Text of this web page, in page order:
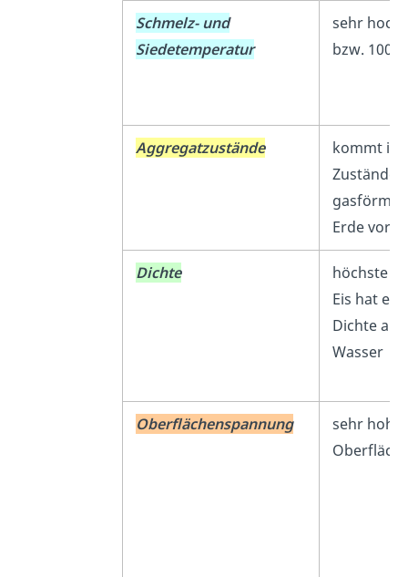
Schmelz- und
Siedetemperatur
sehr hoch:
bzw. 100 °
Aggregatzustände
kommt in
Erde vor
Dichte
höchste
Eis hat
Dichte als
Wasser
Oberflächenspannung
sehr hohe